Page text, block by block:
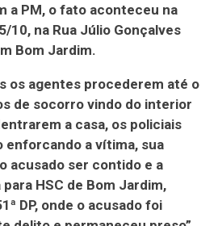
a PM, o fato aconteceu na
10, na Rua Júlio Gonçalves
Bom Jardim.
os agentes procederem até o
de socorro vindo do interior
a casa, os policiais
enforcando a vítima, sua
acusado ser contido e a
HSC de Bom Jardim,
DP, onde o acusado foi